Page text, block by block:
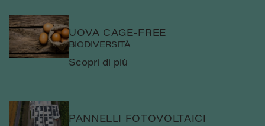
UOVA CAGE-FREE
BIODIVERSITÀ
Scopri di più
PANNELLI FOTOVOLTAICI